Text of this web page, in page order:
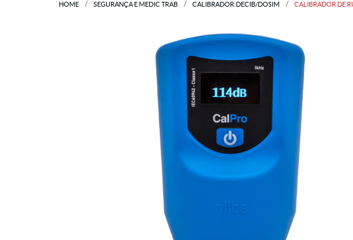
HOME SEGURANÇA E MEDIC TRAB CALIBRADOR:DECIB/DOSIM CALIBRADOR DE